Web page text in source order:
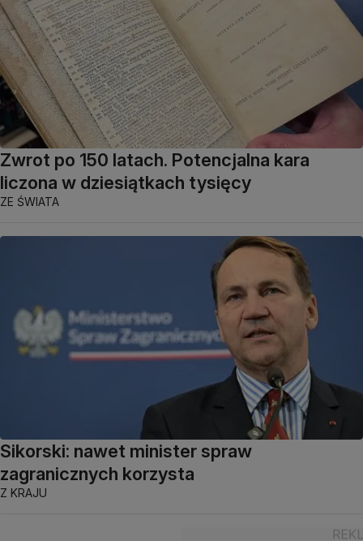
Zwrot po 150 latach. Potencjalna kara
liczona w dziesiątkach tysięcy
ZE ŚWIATA
Sikorski: nawet minister spraw
zagranicznych korzysta
Z KRAJU